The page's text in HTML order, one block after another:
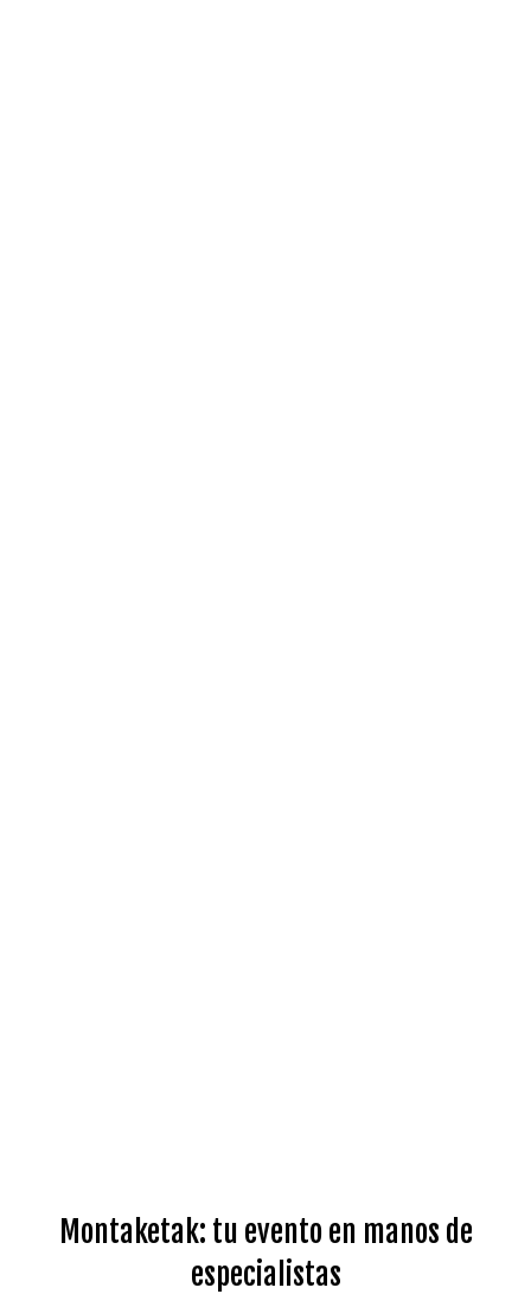
Montaketak: tu evento en manos de
especialistas